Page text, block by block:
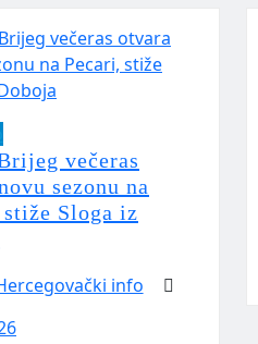
večeras
sezonu na
Sloga iz
info